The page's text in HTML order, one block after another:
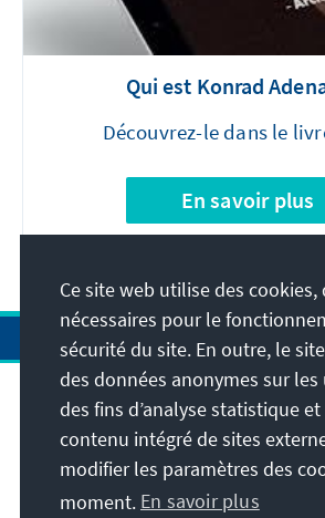
Qui est Konrad
Découvrez-le dans le
En savoir plus
Adresse
Contact
Ce site web utilise des
nécessaires pour le
sécurité du site. En outre, le
des données anonymes sur
des fins d’analyse statistique
contenu intégré de sites
modifier les paramètres des
moment. En savoir plus